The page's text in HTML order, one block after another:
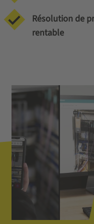
Résolution de
rentable